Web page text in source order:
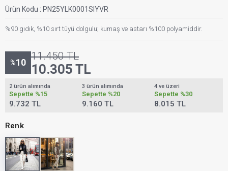
Ürün Kodu : PN25YLK0001SIYVR
%90 gıdık, %10 sırt tüyü dolgulu; kumaş ve astarı %100 polyamiddir.
%10
11.450TL
10.305 TL
2 ürün alımında
Sepette %15
9.732 TL
3 ürün alımında
Sepette %20
9.160 TL
4 ve üzeri
Sepette %30
8.015 TL
Renk